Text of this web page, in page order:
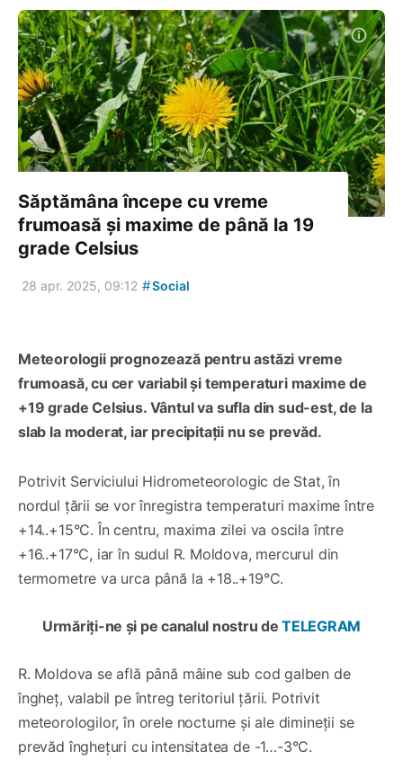
Săptămâna începe cu vreme
frumoasă și maxime de până la 19
grade Celsius
28 apr. 2025, 09:12 #Social
Meteorologii prognozează pentru astăzi vreme
frumoasă, cu cer variabil și temperaturi maxime de
+19 grade Celsius. Vântul va sufla din sud-est, de la
slab la moderat, iar precipitații nu se prevăd.
Potrivit Serviciului Hidrometeorologic de Stat, în
nordul țării se vor înregistra temperaturi maxime între
+14..+15°C. În centru, maxima zilei va oscila între
+16..+17°C, iar în sudul R. Moldova, mercurul din
termometre va urca până la +18..+19°C.
Urmăriți-ne și pe canalul nostru deTELEGRAM
R. Moldova se află până mâine sub cod galben de
îngheț, valabil pe întreg teritoriul țării. Potrivit
meteorologilor, în orele nocturne și ale dimineții se
prevăd înghețuri cu intensitatea de -1…-3°C.